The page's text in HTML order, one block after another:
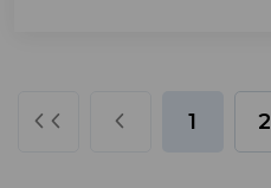
1 2